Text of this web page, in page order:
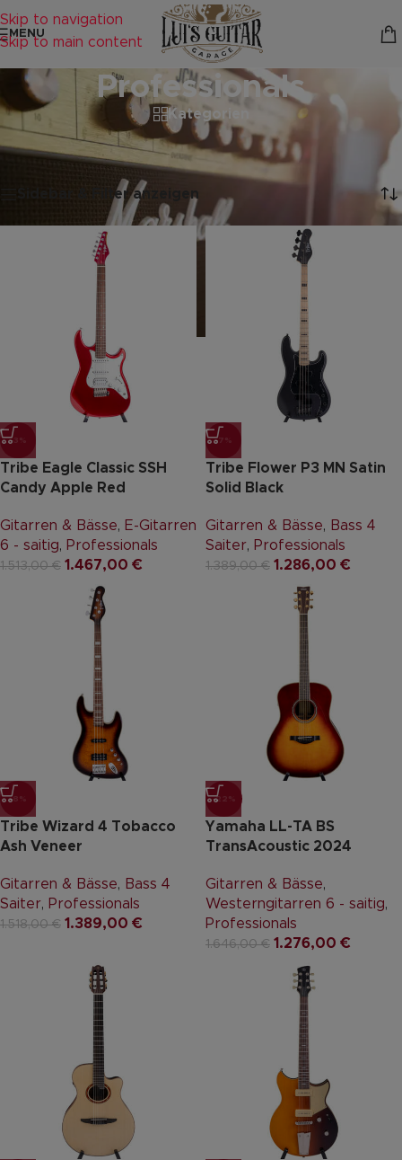
Skip to navigation
Skip to main content
MENU
Professionals
Kategorien
Startseite
Professionals/Seite 11
Ergebnisse 121 – 132 von 132 werden angezeigt
Sidebar & Filter anzeigen
-3%
Tribe Eagle Classic SSH
Candy Apple Red
Gitarren & Bässe, E-Gitarren
6 - saitig, Professionals
1.513,00€ 1.467,00 €
-7%
Tribe Flower P3 MN Satin
Solid Black
Gitarren & Bässe, Bass 4
Saiter, Professionals
1.389,00€ 1.286,00 €
-8%
Tribe Wizard 4 Tobacco
Ash Veneer
Gitarren & Bässe, Bass 4
Saiter, Professionals
1.518,00€ 1.389,00 €
-22%
Yamaha LL-TA BS
TransAcoustic 2024
Gitarren & Bässe,
Westerngitarren 6 - saitig,
Professionals
1.646,00€ 1.276,00 €